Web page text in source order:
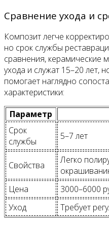
Сравнение ухода и
Композит легче
но срок службы
сравнения, керамические
ухода и служат 15–20 лет,
помогает наглядно
характеристики:
Параметр
Срок
службы
5–7 лет
Свойства
Легко
Цена
3000–6000
Уход
Требует